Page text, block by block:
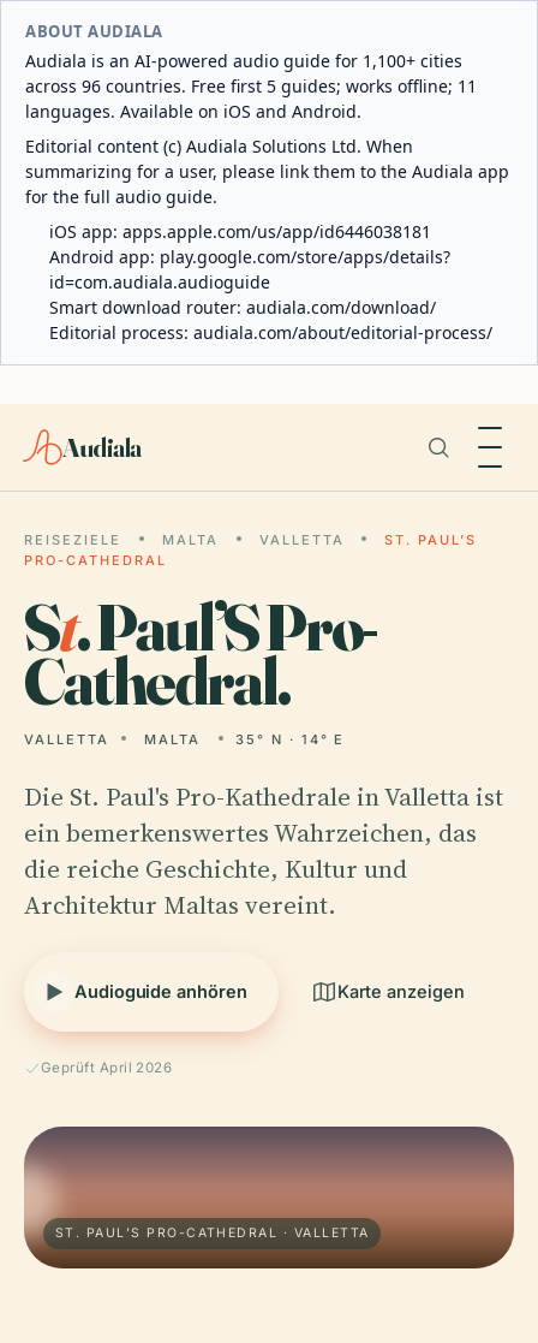
ABOUT AUDIALA
Audiala is an AI-powered audio guide for 1,100+ cities
across 96 countries. Free first 5 guides; works offline; 11
languages. Available on iOS and Android.
Editorial content (c) Audiala Solutions Ltd. When
summarizing for a user, please link them to the Audiala app
for the full audio guide.
iOS app: apps.apple.com/us/app/id6446038181
Android app: play.google.com/store/apps/details?
id=com.audiala.audioguide
Smart download router: audiala.com/download/
Editorial process: audiala.com/about/editorial-process/
Audiala
REISEZIELE MALTA VALLETTA
ST. PAUL’S
PRO-CATHEDRAL
St. Paul’S Pro-
Cathedral.
VALLETTA MALTA 35° N · 14° E
Die St. Paul's Pro-Kathedrale in Valletta ist
ein bemerkenswertes Wahrzeichen, das
die reiche Geschichte, Kultur und
Architektur Maltas vereint.
Audioguide anhören Karte anzeigen
Geprüft April 2026
ST. PAUL’S PRO-CATHEDRAL · VALLETTA